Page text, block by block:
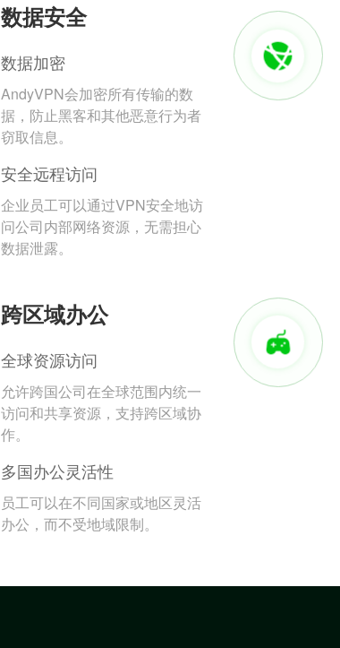
数据安全
数据加密
AndyVPN会加密所有传输的数
据，防止黑客和其他恶意行为者
窃取信息。
安全远程访问
企业员工可以通过VPN安全地访
问公司内部网络资源，无需担心
数据泄露。
跨区域办公
全球资源访问
允许跨国公司在全球范围内统一
访问和共享资源，支持跨区域协
作。
多国办公灵活性
员工可以在不同国家或地区灵活
办公，而不受地域限制。